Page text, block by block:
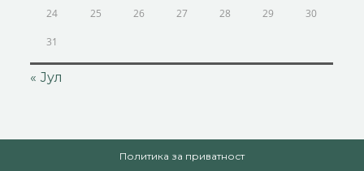
24 25 26 27 28 29 30
31
« Јул
Политика за приватност